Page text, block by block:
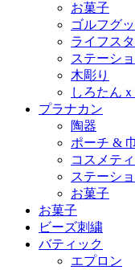
お菓子
ゴルフグ
ライフス
ステーシ
木彫り
しろたん
プラナカン
陶器
ポーチ &
コスメテ
ステーシ
お菓子
お菓子
ビーズ刺繍
バティック
エプロン